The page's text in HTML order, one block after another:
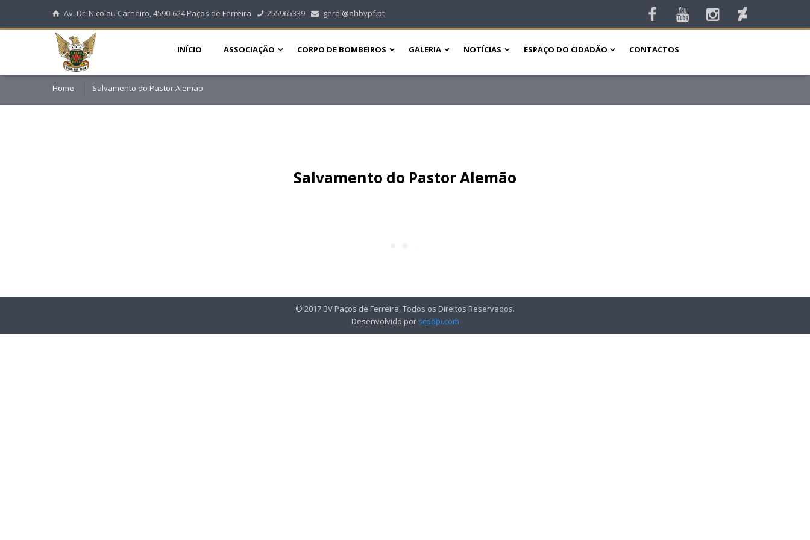
Av. Dr. Nicolau Carneiro, 4590-624 Paços de Ferreira 255965339 geral@ahbvpf.pt
INÍCIO ASSOCIAÇÃO CORPO DE BOMBEIROS GALERIA NOTÍCIAS ESPAÇO DO CIDADÃO CONTACTOS
Home Salvamento do Pastor Alemão
Salvamento do Pastor Alemão
© 2017 BV Paços de Ferreira, Todos os Direitos Reservados.
Desenvolvido por scpdpi.com